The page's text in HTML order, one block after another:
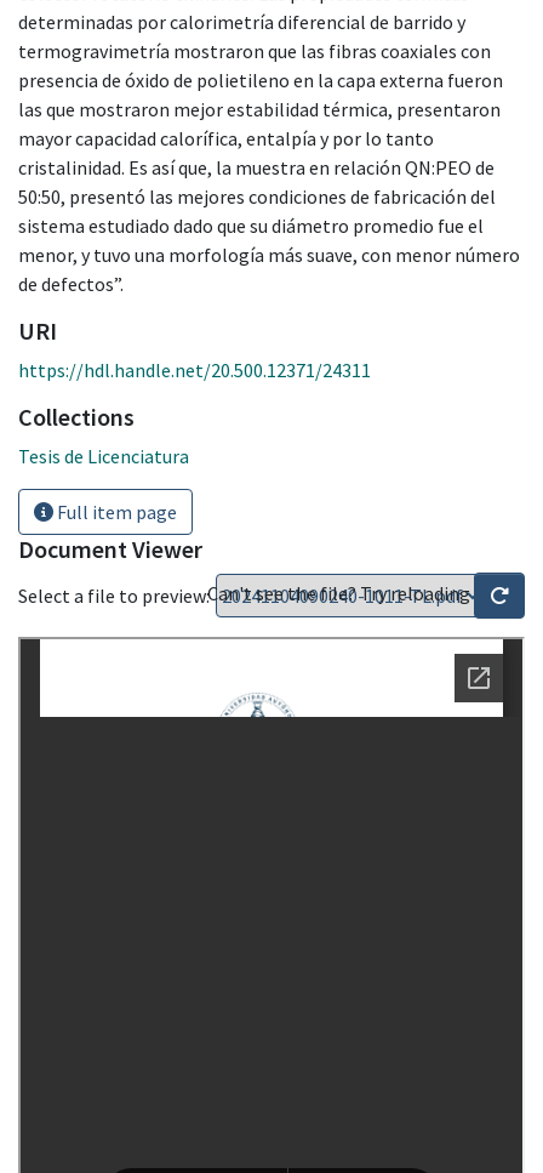
determinadas por calorimetría diferencial de barrido y
termogravimetría mostraron que las fibras coaxiales con
presencia de óxido de polietileno en la capa externa fueron
las que mostraron mejor estabilidad térmica, presentaron
mayor capacidad calorífica, entalpía y por lo tanto
cristalinidad. Es así que, la muestra en relación QN:PEO de
50:50, presentó las mejores condiciones de fabricación del
sistema estudiado dado que su diámetro promedio fue el
menor, y tuvo una morfología más suave, con menor número
de defectos”.
URI
https://hdl.handle.net/20.500.12371/24311
Collections
Tesis de Licenciatura
Full item page
Document Viewer
Select a file to preview:Can't see the file? Try reloading